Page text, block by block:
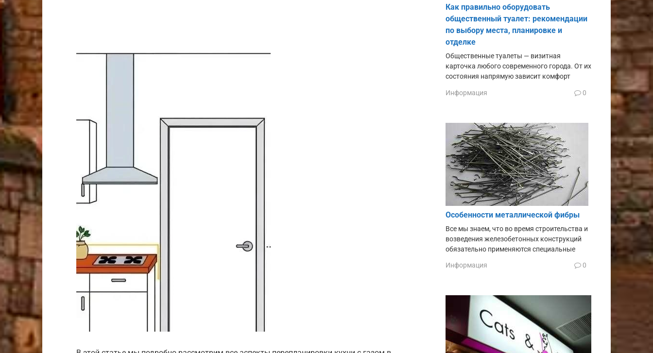
Как правильно оборудовать
общественный туалет: рекомендации
по выбору места, планировке и
отделке
Общественные туалеты — визитная
карточка любого современного города. От их
состояния напрямую зависит комфорт
Информация 0
Особенности металлической фибры
Все мы знаем, что во время строительства и
возведения железобетонных конструкций
обязательно применяются специальные
Информация 0